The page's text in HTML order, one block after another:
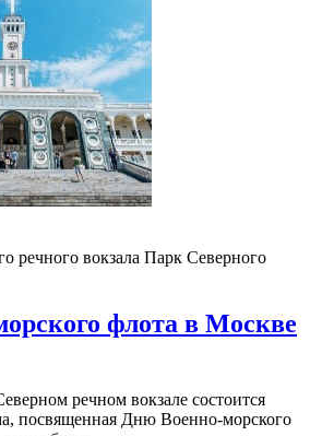
речного вокзала Парк Северного
флота в Москве
речном вокзале состоится
посвященная Дню Военно-морского